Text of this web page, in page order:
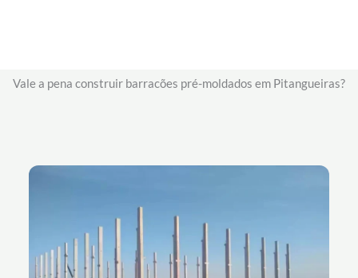
Vale a pena construir barracões pré-moldados em Pitangueiras?